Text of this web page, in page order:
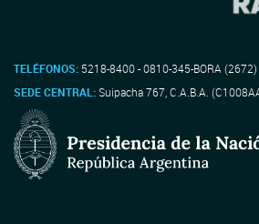
TELÉFONOS: 5218-8400 - 0810-345-BORA (2672)
SEDE CENTRAL:Suipacha 767, C.A.B.A.